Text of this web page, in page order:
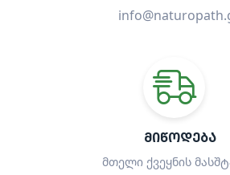
ᲛᲘᲬᲝᲓᲔᲑᲐ
მთელი ქვეყნის